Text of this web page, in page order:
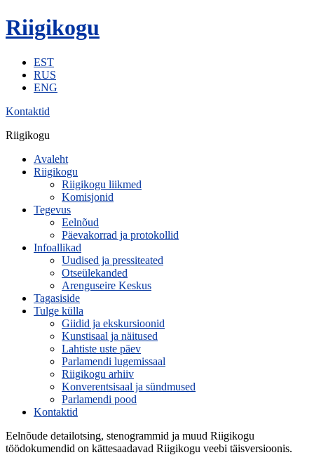
Riigikogu
EST
RUS
ENG
Kontaktid
Riigikogu
Avaleht
Riigikogu
Riigikogu liikmed
Komisjonid
Tegevus
Eelnõud
Päevakorrad ja protokollid
Infoallikad
Uudised ja pressiteated
Otseülekanded
Arenguseire Keskus
Tagasiside
Tulge külla
Giidid ja ekskursioonid
Kunstisaal ja näitused
Lahtiste uste päev
Parlamendi lugemissaal
Riigikogu arhiiv
Konverentsisaal ja sündmused
Parlamendi pood
Kontaktid
Eelnõude detailotsing, stenogrammid ja muud Riigikogu
töödokumendid on kättesaadavad Riigikogu veebi täisversioonis.